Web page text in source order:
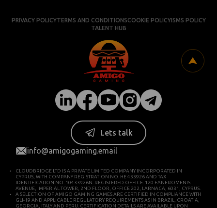
PRIVACY POLICYTERMS AND CONDITIONSCOOKIE POLICYISMS POLICY
TALENT HUB
Lets talk
info@amigogaming.email
CLOUDBRIDGE LTD IS A PRIVATE LIMITED COMPANY INCORPORATED IN
CYPRUS, WITH COMPANY REGISTRATION NO. HE 433926 AND TAX
IDENTIFICATION NO. 10433926N. REGISTERED OFFICE: 120 FANEROMENIS
AVENUE, IMPERIAL TOWER, 2ND FLOOR, OFFICE 202, LARNACA, 6031, CYPRUS.
A SELECTION OF AMIGO GAMING GAMES ARE CERTIFIED IN COMPLIANCE WITH
GLI-19 AND APPLICABLE REGULATORY REQUIREMENTS AS IN BRAZIL, CROATIA,
GEORGIA, ITALY AND PERU. CERTIFICATION DETAILS ARE AVAILABLE UPON